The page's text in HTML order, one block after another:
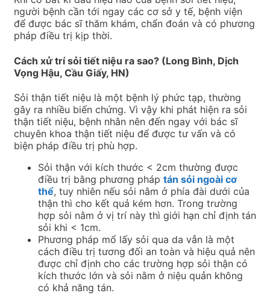
người bệnh cần tới ngay các cơ sở y tế, bệnh viện
để được bác sĩ thăm khám, chẩn đoán và có phương
pháp điều trị kịp thời.
Cách xử trí sỏi tiết niệu ra sao? (Long Bình, Dịch
Vọng Hậu, Cầu Giấy, HN)
Sỏi thận tiết niệu là một bệnh lý phức tạp, thường
gây ra nhiều biến chứng. Vì vậy khi phát hiện ra sỏi
thận tiết niệu, bệnh nhân nên đến ngay với bác sĩ
chuyên khoa thận tiết niệu để được tư vấn và có
biện pháp điều trị phù hợp.
Sỏi thận với kích thước < 2cm thường được
điều trị bằng phương pháp tán sỏi ngoài cơ
thể, tuy nhiên nếu sỏi nằm ở phía đài dưới của
thận thì cho kết quả kém hơn. Trong trường
hợp sỏi nằm ở vị trí này thì giới hạn chỉ định tán
sỏi khi < 1cm.
Phương pháp mổ lấy sỏi qua da vẫn là một
cách điều trị tương đối an toàn và hiệu quả nên
được chỉ định cho các trường hợp sỏi thận có
kích thước lớn và sỏi nằm ở niệu quản không
có khả năng tán.